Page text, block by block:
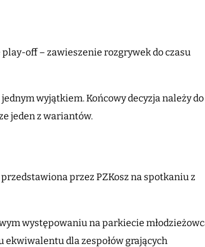
off – zawieszenie rozgrywek do czasu
wyjątkiem. Końcowy decyzja należy do
jeden z wariantów.
przez PZKosz na spotkaniu z
występowaniu na parkiecie
ekwiwalentu dla zespołów grających